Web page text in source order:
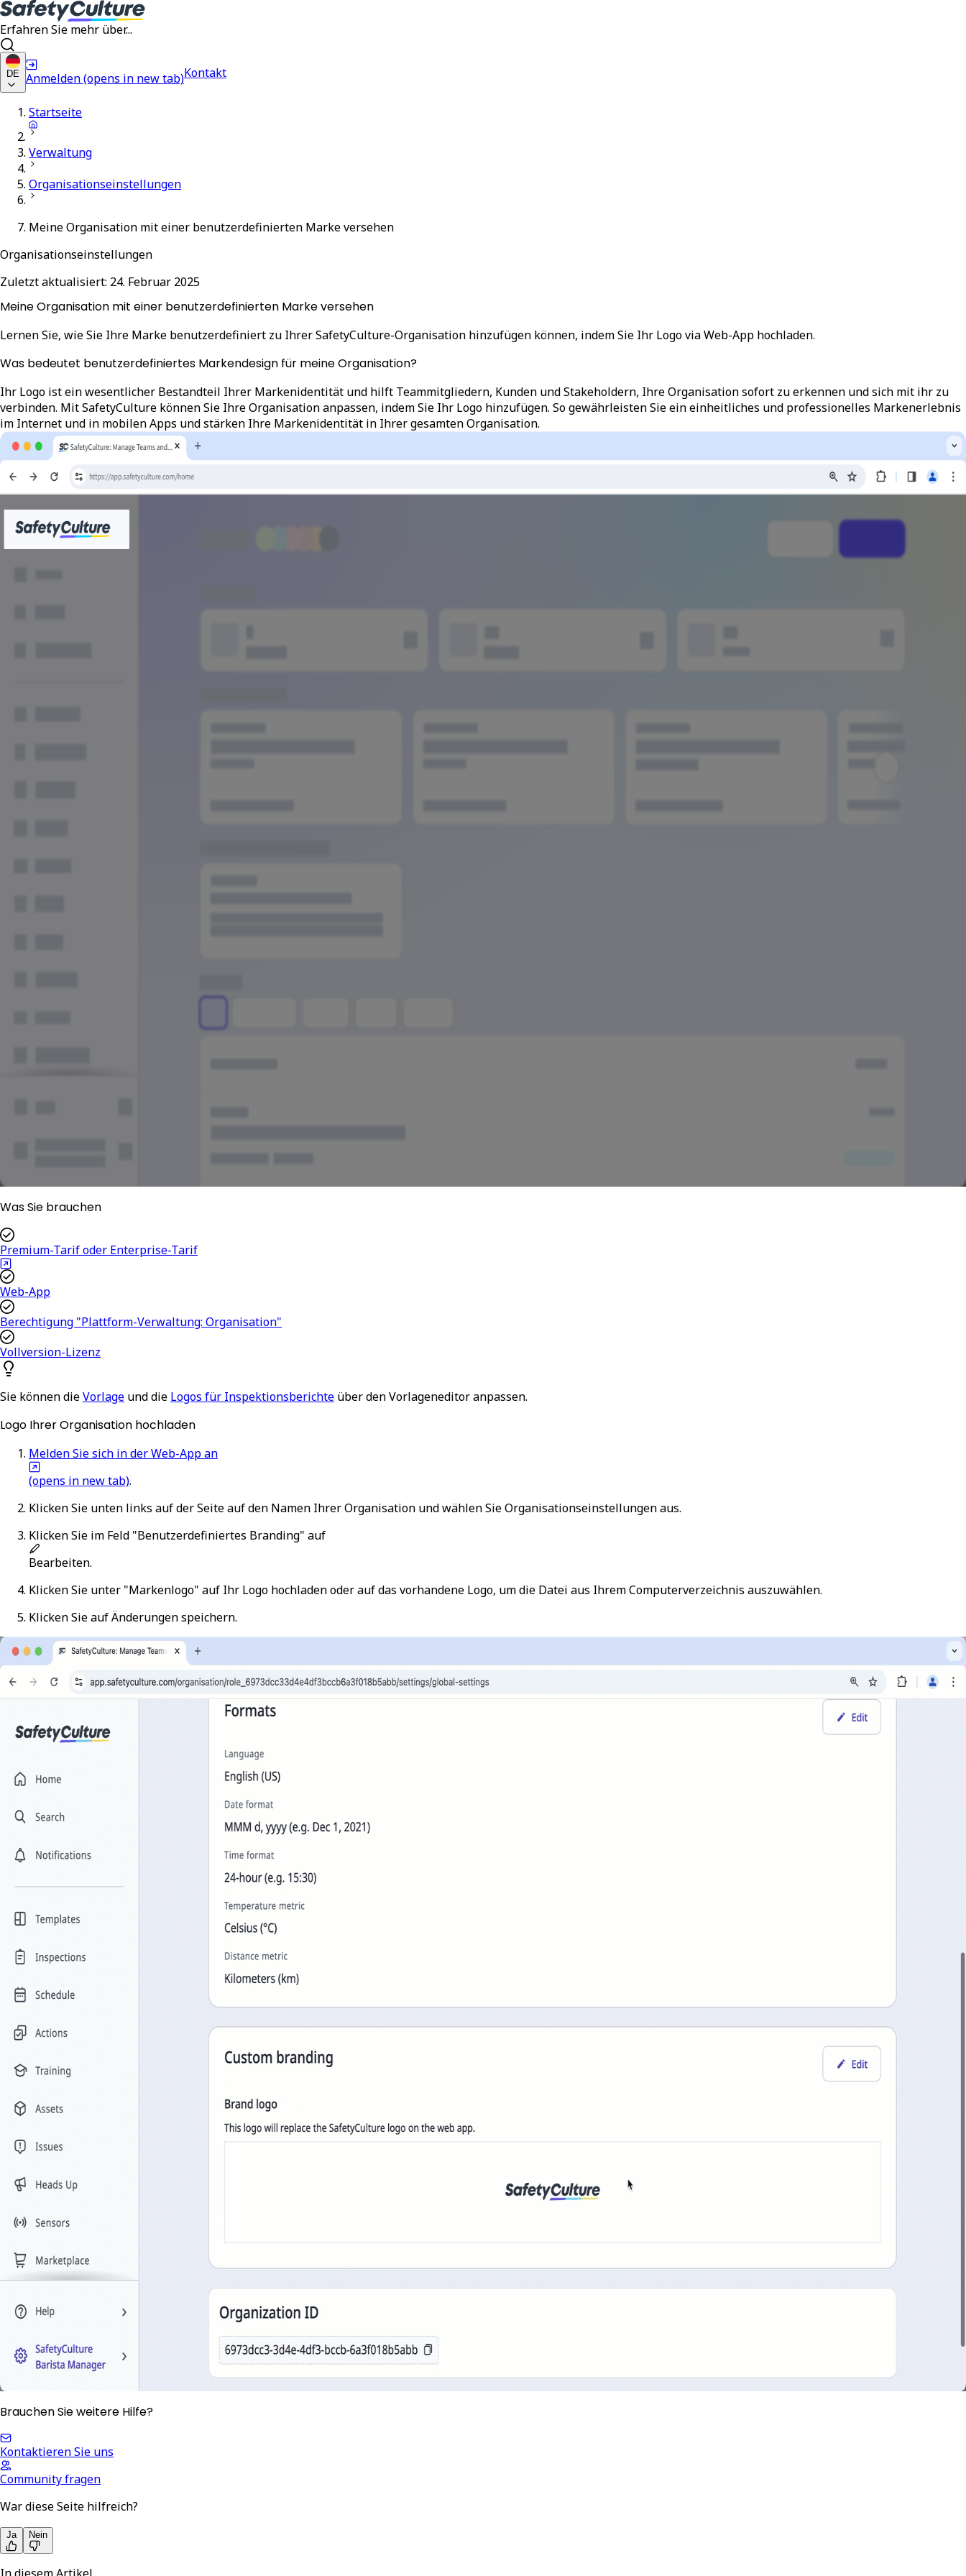
Erfahren Sie mehr über...
DE Anmelden(opens in new tab)Kontakt
Startseite
Verwaltung
Organisationseinstellungen
Meine Organisation mit einer benutzerdefinierten Marke versehen
Organisationseinstellungen
Zuletzt aktualisiert: 24. Februar 2025
Meine Organisation mit einer benutzerdefinierten Marke versehen
Lernen Sie, wie Sie Ihre Marke benutzerdefiniert zu Ihrer SafetyCulture-Organisation hinzufügen können, indem Sie Ihr Logo via Web-App hochladen.
Was bedeutet benutzerdefiniertes Markendesign für meine Organisation?
Ihr Logo ist ein wesentlicher Bestandteil Ihrer Markenidentität und hilft Teammitgliedern, Kunden und Stakeholdern, Ihre Organisation sofort zu erkennen und sich mit ihr zu
verbinden. Mit SafetyCulture können Sie Ihre Organisation anpassen, indem Sie Ihr Logo hinzufügen. So gewährleisten Sie ein einheitliches und professionelles Markenerlebnis
im Internet und in mobilen Apps und stärken Ihre Markenidentität in Ihrer gesamten Organisation.
Was Sie brauchen
Premium-Tarif oder Enterprise-Tarif
Web-App
Berechtigung "Plattform-Verwaltung: Organisation"
Vollversion-Lizenz
Sie können dieVorlage und die Logos für Inspektionsberichte über den Vorlageneditor anpassen.
Logo Ihrer Organisation hochladen
Melden Sie sich in der Web-App an
(opens in new tab).
Klicken Sie unten links auf der Seite auf den Namen Ihrer Organisation und wählen SieOrganisationseinstellungenaus.
Klicken Sie im Feld "Benutzerdefiniertes Branding" auf
Bearbeiten.
Klicken Sie unter "Markenlogo" auf Ihr Logo hochladenoder auf das vorhandene Logo, um die Datei aus Ihrem Computerverzeichnis auszuwählen.
Klicken Sie aufÄnderungen speichern.
Brauchen Sie weitere Hilfe?
Kontaktieren Sie uns
Community fragen
War diese Seite hilfreich?
Ja Nein